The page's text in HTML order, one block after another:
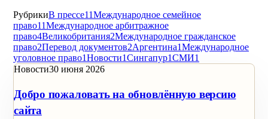
РубрикиВ прессе11Международное семейное
право11Международное арбитражное
право4Великобритания2Международное гражданское
право2Перевод документов2Аргентина1Международное
уголовное право1Новости1Сингапур1СМИ1
Новости30 июня 2026
Добро пожаловать на обновлённую версию
сайта